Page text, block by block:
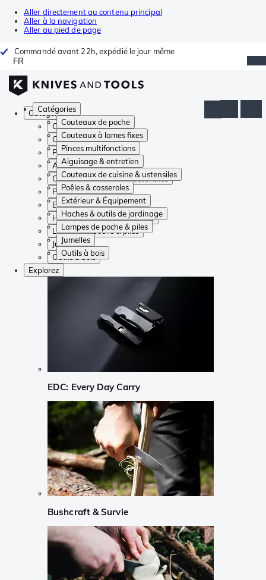
Aller directement au contenu principal
Aller à la navigation
Aller au pied de page
Commandé avant 22h, expédié le jour même
FR
Catégories
Couteaux de poche
Couteaux à lames fixes
Pinces multifonctions
Aiguisage & entretien
Couteaux de cuisine & ustensiles
Poêles & casseroles
Extérieur & Équipement
Haches & outils de jardinage
Lampes de poche & piles
Jumelles
Outils à bois
Catégories
Couteaux de poche
Couteaux à lames fixes
Pinces multifonctions
Aiguisage & entretien
Couteaux de cuisine & ustensiles
Poêles & casseroles
Extérieur & Équipement
Haches & outils de jardinage
Lampes de poche & piles
Jumelles
Outils à bois
Explorez
EDC: Every Day Carry
Bushcraft & Survie